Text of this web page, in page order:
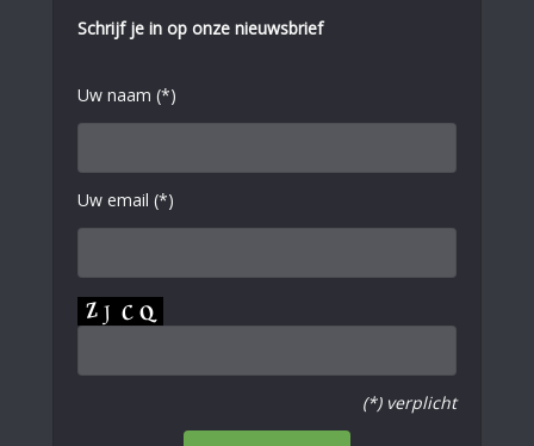
Schrijf je in op onze nieuwsbrief
Uw naam (*)
Uw email (*)
(*) verplicht